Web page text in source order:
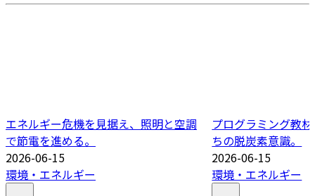
エネルギー危機を見据え、照明と空調
で節電を進める。
2026-06-15
環境・エネルギー
プログラミング教
ちの脱炭素意識。
2026-06-15
環境・エネルギー